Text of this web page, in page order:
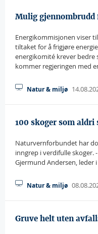
Mulig gjennombrudd
Energikommisjonen viser
tiltaket for å frigjøre
energikomité krever
kommer regjeringen med
Natur & miljø
100 skoger som
Naturvernforbundet har
inngrep i verdifulle skoger.
Gjermund Andersen,
Natur & miljø
Gruve helt uten